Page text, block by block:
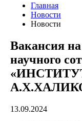
Главная
Новости
Новости
Вакансия
научного
13.09.2024